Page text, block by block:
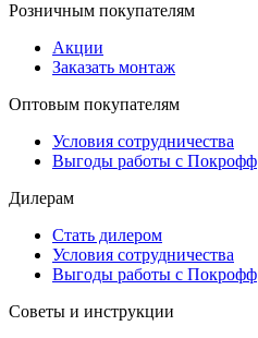
Розничным покупателям
Акции
Заказать монтаж
Оптовым покупателям
Условия сотрудничества
Выгоды работы с Покрофф
Дилерам
Стать дилером
Условия сотрудничества
Выгоды работы с Покрофф
Советы и инструкции